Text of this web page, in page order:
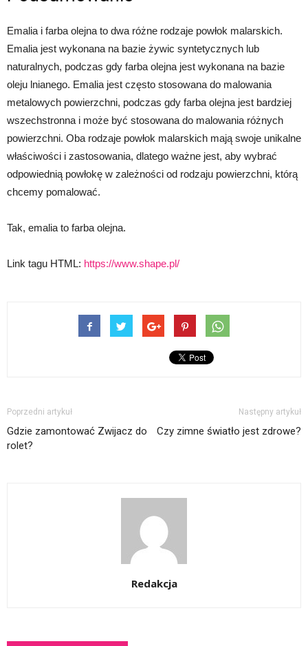
Emalia i farba olejna to dwa różne rodzaje powłok malarskich.
Emalia jest wykonana na bazie żywic syntetycznych lub
naturalnych, podczas gdy farba olejna jest wykonana na bazie
oleju lnianego. Emalia jest często stosowana do malowania
metalowych powierzchni, podczas gdy farba olejna jest bardziej
wszechstronna i może być stosowana do malowania różnych
powierzchni. Oba rodzaje powłok malarskich mają swoje unikalne
właściwości i zastosowania, dlatego ważne jest, aby wybrać
odpowiednią powłokę w zależności od rodzaju powierzchni, którą
chcemy pomalować.
Tak, emalia to farba olejna.
Link tagu HTML: https://www.shape.pl/
Poprzedni artykuł
Gdzie zamontować Zwijacz do
rolet?
Następny artykuł
Czy zimne światło jest zdrowe?
Redakcja